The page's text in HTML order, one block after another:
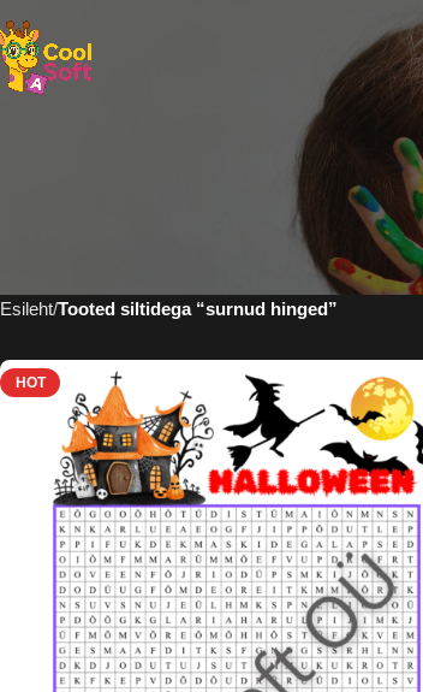
Esileht Tooted siltidega “surnud hinged”
HOT